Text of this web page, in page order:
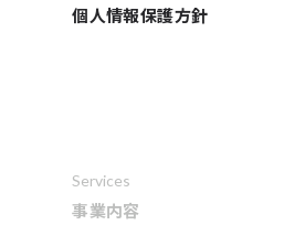
Services
事業内容
個人情報保護方針